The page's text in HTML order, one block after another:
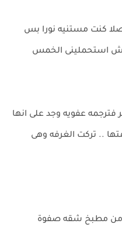
كنت مستنيه نورا بس
استحملينى الخمس
فترجمه عفويه وجد على انها
.. تركت الغرفه وهى
من مطبخ شقه صفوة